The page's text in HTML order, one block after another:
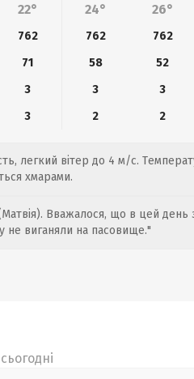
22° 24° 26°
762 762 762
71 58 52
3 3 3
3 2 2
легкий вітер до 4 м/с.
хмарами.
Вважалося, що в цей день
не виганяли на пасовище."